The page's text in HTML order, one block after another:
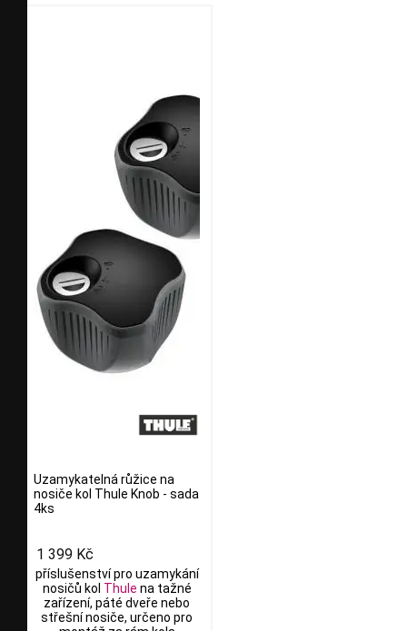
Uzamykatelná růžice na
nosiče kol Thule Knob - sada
4ks
1 399 Kč
příslušenství pro uzamykání
nosičů kol Thule na tažné
zařízení, páté dveře nebo
střešní nosiče, určeno pro